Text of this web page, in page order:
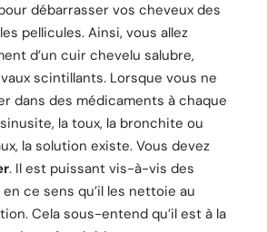
débarrasser vos cheveux des
pellicules. Ainsi, vous allez
d’un cuir chevelu salubre,
scintillants. Lorsque vous ne
dans des médicaments à chaque
la toux, la bronchite ou
la solution existe. Vous devez
. Il est puissant vis-à-vis des
ce sens qu’il les nettoie au
Cela sous-entend qu’il est à la